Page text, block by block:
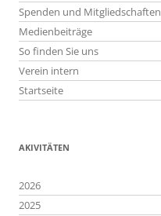
Spenden und Mitgliedschaften
Medienbeiträge
So finden Sie uns
Verein intern
Startseite
AKIVITÄTEN
2026
2025